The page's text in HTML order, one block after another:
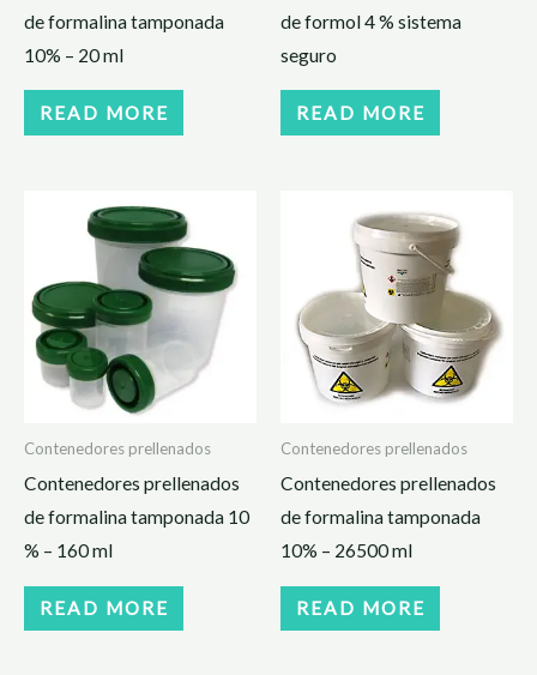
de formalina tamponada
10% – 20 ml
READ MORE
de formol 4 % sistema
seguro
READ MORE
Contenedores prellenados
Contenedores prellenados
de formalina tamponada 10
% – 160 ml
READ MORE
Contenedores prellenados
Contenedores prellenados
de formalina tamponada
10% – 26500 ml
READ MORE